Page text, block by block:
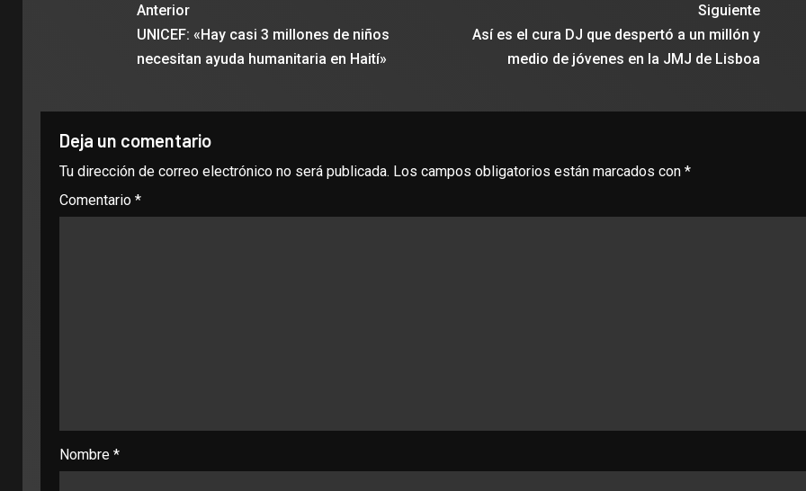
Anterior
UNICEF: «Hay casi 3 millones de niños
necesitan ayuda humanitaria en Haití»
Siguiente
Así es el cura DJ que despertó a un millón y
medio de jóvenes en la JMJ de Lisboa
Deja un comentario
Tu dirección de correo electrónico no será publicada. Los campos obligatorios están marcados con *
Comentario *
Nombre *